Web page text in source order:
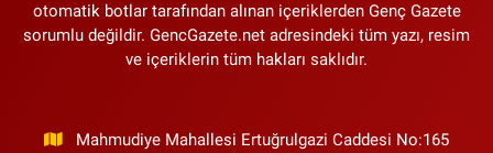
otomatik botlar tarafından alınan içeriklerden Genç Gazete
sorumlu değildir. GencGazete.net adresindeki tüm yazı, resim
ve içeriklerin tüm hakları saklıdır.
Mahmudiye Mahallesi Ertuğrulgazi Caddesi No:165